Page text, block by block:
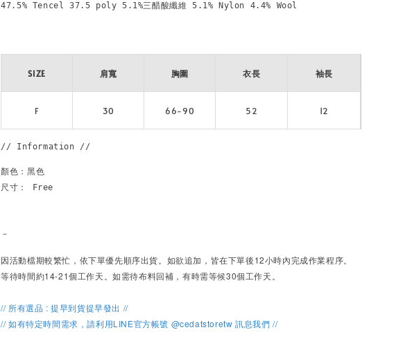
47.5% Tencel 37.5 poly 5.1%三醋酸纖維 5.1% Nylon 4.4% Wool
SIZE 肩寬 胸圍 衣長 袖長
F 30 66-90 52 12
// Information //
顏色：黑色
尺寸： Free
－
因活動檔期較繁忙， 依下單優先順序出貨。 如欲追加，皆在下單後12小時內完成作業程序。
等待時間約14-21個工作天。如需待布料回補，有時需等候30個工作天。
// 所有選品 : 提早到貨提早發出 //
// 如有特定時間需求，請利用LINE官方帳號 @cedatstoretw 訊息我們 //